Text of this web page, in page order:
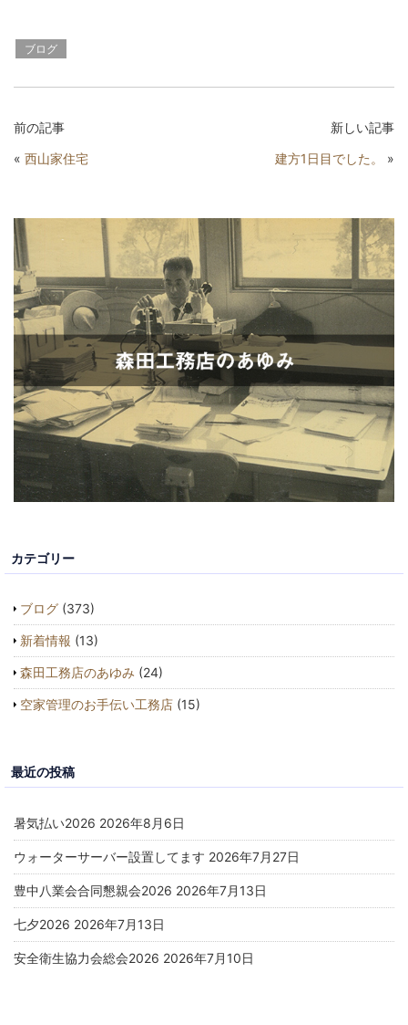
ブログ
前の記事
« 西山家住宅
新しい記事
建方1日目でした。
»
カテゴリー
ブログ (373)
新着情報 (13)
森田工務店のあゆみ (24)
空家管理のお手伝い工務店 (15)
最近の投稿
暑気払い2026 2026年8月6日
ウォーターサーバー設置してます 2026年7月27日
豊中八業会合同懇親会2026 2026年7月13日
七夕2026 2026年7月13日
安全衛生協力会総会2026 2026年7月10日